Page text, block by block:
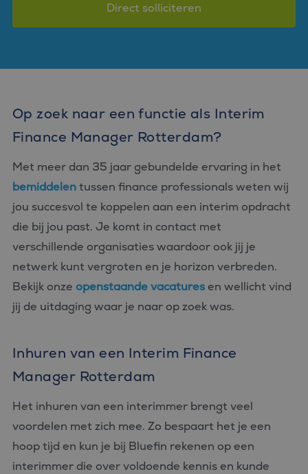
Direct solliciteren
Op zoek naar een functie als Interim
Finance Manager Rotterdam?
Met meer dan 35 jaar gebundelde ervaring in het
bemiddelentussen finance professionals weten wij
jou succesvol te koppelen aan een interim opdracht
die bij jou past. Je komt in contact met
verschillende organisaties waardoor ook jij je
netwerk kunt vergroten en je horizon verbreden.
Bekijk onze openstaande vacaturesen wellicht vind
jij de uitdaging waar je naar op zoek was.
Inhuren van een Interim Finance
Manager Rotterdam
Het inhuren van een interimmer brengt veel
voordelen met zich mee. Zo bespaart het je een
hoop tijd en kun je bij Bluefin rekenen op een
interimmer die over voldoende kennis en kunde